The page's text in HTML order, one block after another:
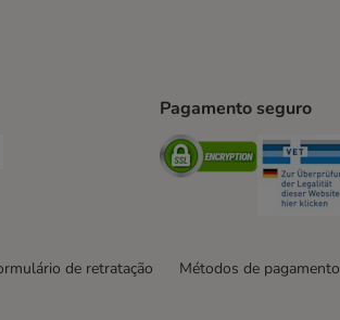
Method
Method
Paack Shipping Method
Pagamento seguro
Security
de retratação Métodos de pagamento